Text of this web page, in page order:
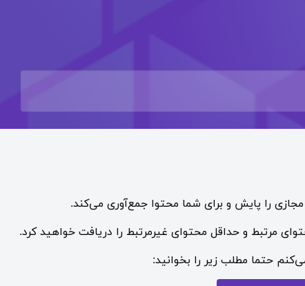
را پایش و برای شما محتوا جمع‌آوری می‌کند.
مرتبط و حداقل محتوای غیرمرتبط را دریافت خواهید کرد.
حتما مطلب زیر را بخوانید: